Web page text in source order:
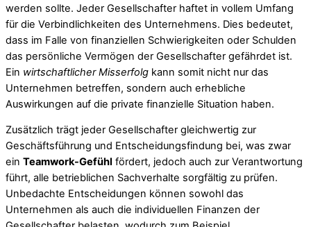
werden sollte. Jeder Gesellschafter haftet in vollem Umfang
für die Verbindlichkeiten des Unternehmens. Dies bedeutet,
dass im Falle von finanziellen Schwierigkeiten oder Schulden
das persönliche Vermögen der Gesellschafter gefährdet ist.
Ein wirtschaftlicher Misserfolg kann somit nicht nur das
Unternehmen betreffen, sondern auch erhebliche
Auswirkungen auf die private finanzielle Situation haben.
Zusätzlich trägt jeder Gesellschafter gleichwertig zur
Geschäftsführung und Entscheidungsfindung bei, was zwar
ein Teamwork-Gefühl fördert, jedoch auch zur Verantwortung
führt, alle betrieblichen Sachverhalte sorgfältig zu prüfen.
Unbedachte Entscheidungen können sowohl das
Unternehmen als auch die individuellen Finanzen der